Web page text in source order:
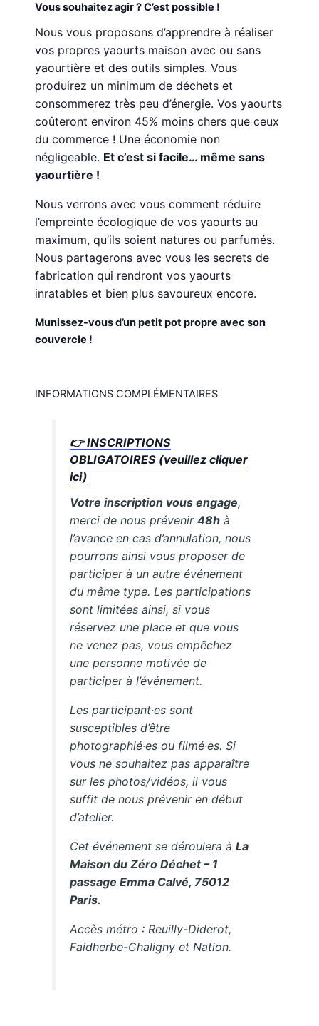
Vous souhaitez agir ? C’est possible !
Nous vous proposons d’apprendre à réaliser
vos propres yaourts maison avec ou sans
yaourtière et des outils simples. Vous
produirez un minimum de déchets et
consommerez très peu d’énergie. Vos yaourts
coûteront environ 45% moins chers que ceux
du commerce ! Une économie non
négligeable. Et c’est si facile… même sans
yaourtière !
Nous verrons avec vous comment réduire
l’empreinte écologique de vos yaourts au
maximum, qu’ils soient natures ou parfumés.
Nous partagerons avec vous les secrets de
fabrication qui rendront vos yaourts
inratables et bien plus savoureux encore.
Munissez-vous d’un petit pot propre avec son
couvercle !
INFORMATIONS COMPLÉMENTAIRES
👉 INSCRIPTIONS
OBLIGATOIRES (veuillez cliquer
ici)
Votre inscription vous engage,
merci de nous prévenir48h à
l’avance en cas d’annulation, nous
pourrons ainsi vous proposer de
participer à un autre événement
du même type. Les participations
sont limitées ainsi, si vous
réservez une place et que vous
ne venez pas, vous empêchez
une personne motivée de
participer à l’événement.
Les participant·es sont
susceptibles d’être
photographié·es ou filmé·es. Si
vous ne souhaitez pas apparaître
sur les photos/vidéos, il vous
suffit de nous prévenir en début
d’atelier.
Cet événement se déroulera à La
Maison du Zéro Déchet – 1
passage Emma Calvé, 75012
Paris.
Accès métro : Reuilly-Diderot,
Faidherbe-Chaligny et Nation.